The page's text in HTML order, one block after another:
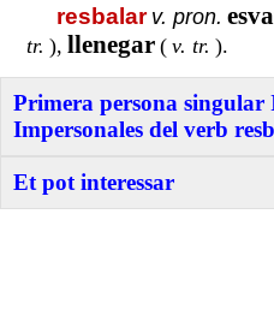
resbalar v. pron.
tr. ), llenegar ( v. tr. ).
Primera persona
Impersonales del verb
Et pot interessar